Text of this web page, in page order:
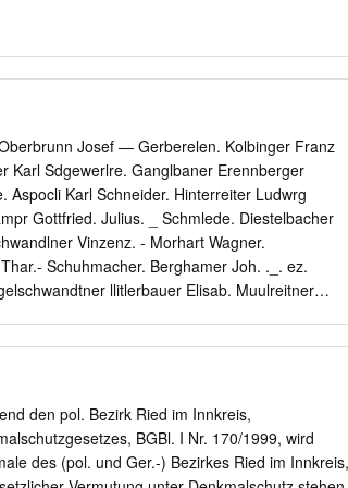
Josef — Gerberelen. Kolbinger Franz
Karl Sdgewerlre. Ganglbaner Erennberger
Karl Schneider. Hinterreiter Ludwrg
Gottfried. Julius. _ Schmlede. Diestelbacher
Vinzenz. - Morhart Wagner.
Schuhmacher. Berghamer Joh. ._. ez.
llitlerbauer Elisab. Muulreitner
— Sl-rasa- Loindl Peter — lllilhlparzer Joh-
Z11 -- ltadauer J. '— Slrobl Matth. —
Hohnhart eh.. pol. Bez. Brann- - \Vienerroither
Bez. Perg, Ger.Bez. au a. 1-. genBez.
Joh. anthausen w‘ Ried-i. d. Ried- 'Qid)‘
den pol. Bezirk Ried im Innkreis,
BGBl. I Nr. 170/1999, wird
des (pol. und Ger.-) Bezirkes Ried im Innkreis,